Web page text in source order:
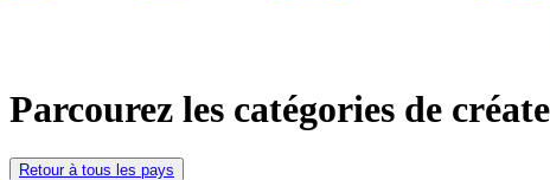
Parcourez les catégories de
Retour à tous les pays